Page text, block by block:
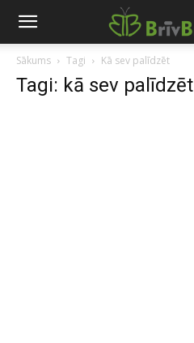
Sākums Tagi Kā sev palīdzēt
Tagi: kā sev palīdzēt